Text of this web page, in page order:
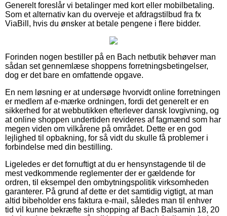
Generelt foreslår vi betalinger med kort eller mobilbetaling.
Som et alternativ kan du overveje et afdragstilbud fra fx
ViaBill, hvis du ønsker at betale pengene i flere bidder.
Forinden nogen bestiller på en Bach netbutik behøver man
sådan set gennemlæse shoppens forretningsbetingelser,
dog er det bare en omfattende opgave.
En nem løsning er at undersøge hvorvidt online forretningen
er medlem af e-mærke ordningen, fordi det generelt er en
sikkerhed for at webbutikken efterlever dansk lovgivning, og
at online shoppen undertiden revideres af fagmænd som har
megen viden om vilkårene på området. Dette er en god
lejlighed til opbakning, for så vidt du skulle få problemer i
forbindelse med din bestilling.
Ligeledes er det fornuftigt at du er hensynstagende til de
mest vedkommende reglementer der er gældende for
ordren, til eksempel den ombytningspolitik virksomheden
garanterer. På grund af dette er det samtidig vigtigt, at man
altid bibeholder ens faktura e-mail, således man til enhver
tid vil kunne bekræfte sin shopping af Bach Balsamin 18, 20